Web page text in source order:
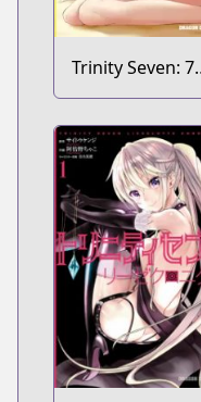
Trinity Seven: 7-
nin no
Mashotsukai
Comic Anthology